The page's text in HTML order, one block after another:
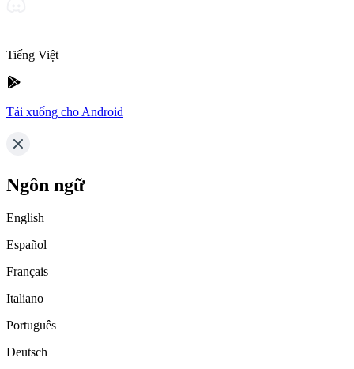
Tiếng Việt
Tải xuống cho Android
Ngôn ngữ
English
Español
Français
Italiano
Português
Deutsch